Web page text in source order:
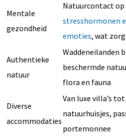
Mentale
gezondheid
Natuurcontact op
stresshormonen
emoties, wat
Authentieke
natuur
Waddeneilanden
beschermde
flora en fauna
Diverse
accommodaties
Van luxe villa’s
natuurhuisjes,
portemonnee